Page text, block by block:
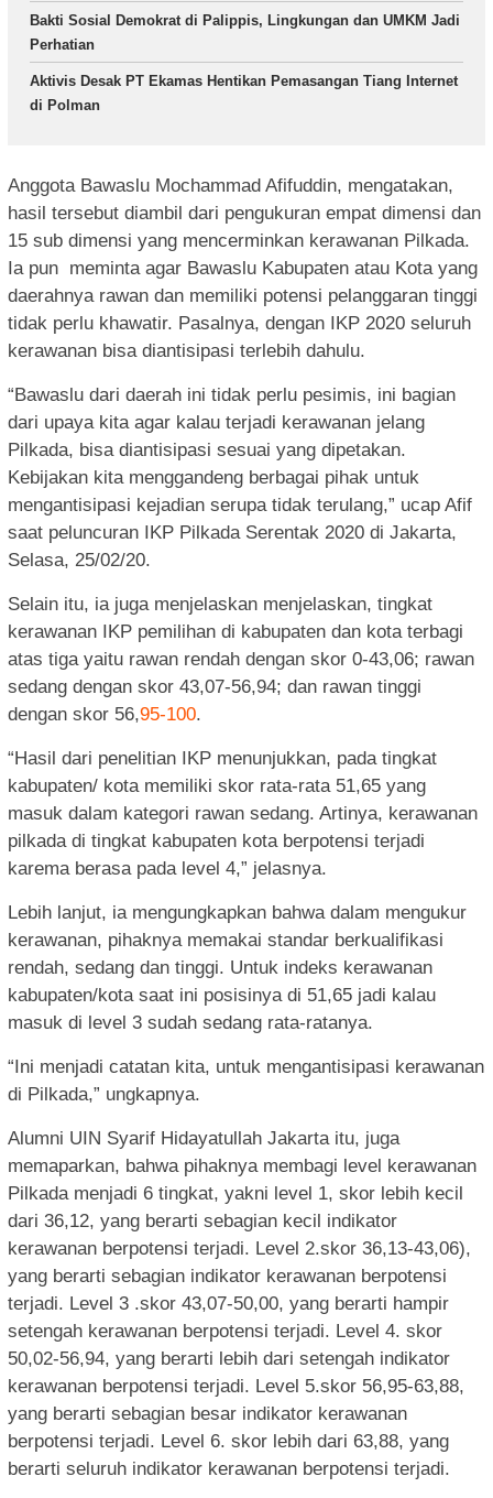
Bakti Sosial Demokrat di Palippis, Lingkungan dan UMKM Jadi
Perhatian
Aktivis Desak PT Ekamas Hentikan Pemasangan Tiang Internet
di Polman
Anggota Bawaslu Mochammad Afifuddin, mengatakan,
hasil tersebut diambil dari pengukuran empat dimensi dan
15 sub dimensi yang mencerminkan kerawanan Pilkada.
Ia pun meminta agar Bawaslu Kabupaten atau Kota yang
daerahnya rawan dan memiliki potensi pelanggaran tinggi
tidak perlu khawatir. Pasalnya, dengan IKP 2020 seluruh
kerawanan bisa diantisipasi terlebih dahulu.
“Bawaslu dari daerah ini tidak perlu pesimis, ini bagian
dari upaya kita agar kalau terjadi kerawanan jelang
Pilkada, bisa diantisipasi sesuai yang dipetakan.
Kebijakan kita menggandeng berbagai pihak untuk
mengantisipasi kejadian serupa tidak terulang,” ucap Afif
saat peluncuran IKP Pilkada Serentak 2020 di Jakarta,
Selasa, 25/02/20.
Selain itu, ia juga menjelaskan menjelaskan, tingkat
kerawanan IKP pemilihan di kabupaten dan kota terbagi
atas tiga yaitu rawan rendah dengan skor 0-43,06; rawan
sedang dengan skor 43,07-56,94; dan rawan tinggi
dengan skor 56,95-100.
“Hasil dari penelitian IKP menunjukkan, pada tingkat
kabupaten/ kota memiliki skor rata-rata 51,65 yang
masuk dalam kategori rawan sedang. Artinya, kerawanan
pilkada di tingkat kabupaten kota berpotensi terjadi
karema berasa pada level 4,” jelasnya.
Lebih lanjut, ia mengungkapkan bahwa dalam mengukur
kerawanan, pihaknya memakai standar berkualifikasi
rendah, sedang dan tinggi. Untuk indeks kerawanan
kabupaten/kota saat ini posisinya di 51,65 jadi kalau
masuk di level 3 sudah sedang rata-ratanya.
“Ini menjadi catatan kita, untuk mengantisipasi kerawanan
di Pilkada,” ungkapnya.
Alumni UIN Syarif Hidayatullah Jakarta itu, juga
memaparkan, bahwa pihaknya membagi level kerawanan
Pilkada menjadi 6 tingkat, yakni level 1, skor lebih kecil
dari 36,12, yang berarti sebagian kecil indikator
kerawanan berpotensi terjadi. Level 2.skor 36,13-43,06),
yang berarti sebagian indikator kerawanan berpotensi
terjadi. Level 3 .skor 43,07-50,00, yang berarti hampir
setengah kerawanan berpotensi terjadi. Level 4. skor
50,02-56,94, yang berarti lebih dari setengah indikator
kerawanan berpotensi terjadi. Level 5.skor 56,95-63,88,
yang berarti sebagian besar indikator kerawanan
berpotensi terjadi. Level 6. skor lebih dari 63,88, yang
berarti seluruh indikator kerawanan berpotensi terjadi.